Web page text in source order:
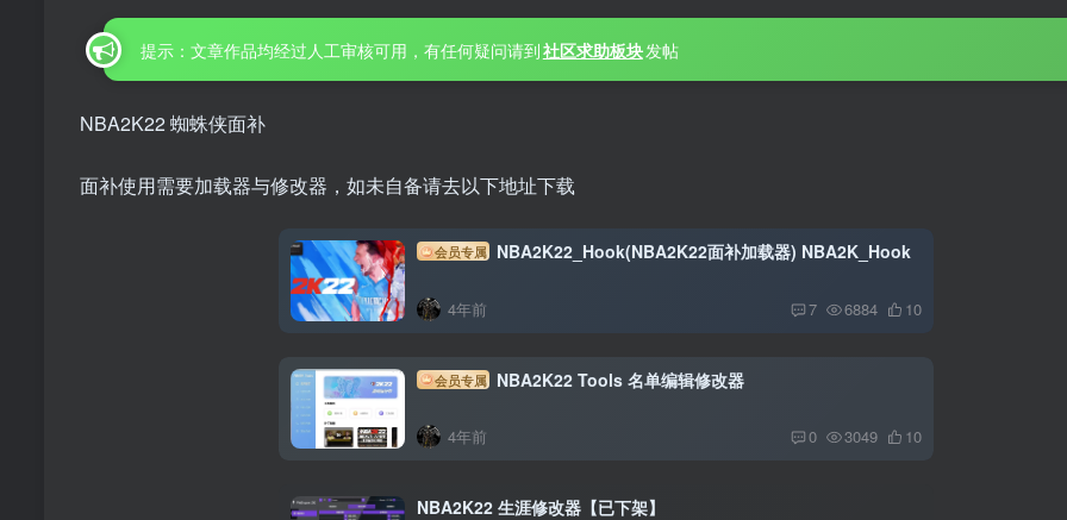
提示：文章作品均经过人工审核可用，有任何疑问请到社区求助板块发帖
NBA2K22 蜘蛛侠面补
面补使用需要加载器与修改器，如未自备请去以下地址下载
会员专属 NBA2K22_Hook(NBA2K22面补加载器) NBA2K_Hook
4年前 7 6884 10
会员专属 NBA2K22 Tools 名单编辑修改器
4年前 0 3049 10
NBA2K22 生涯修改器【已下架】